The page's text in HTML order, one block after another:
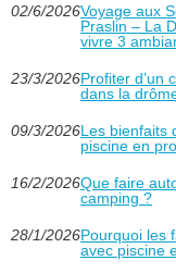
02/6/2026Voyage aux
Praslin – La
vivre 3
23/3/2026Profiter d’un
dans la
09/3/2026Les bienfaits
piscine en
16/2/2026Que faire
camping ?
28/1/2026Pourquoi les
avec piscine